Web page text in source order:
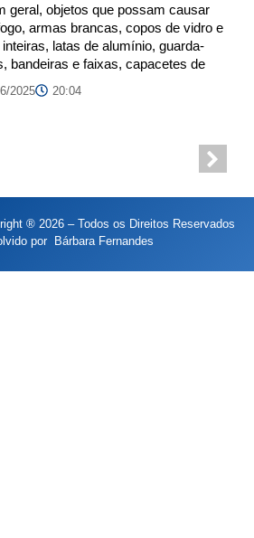
geral, objetos que possam causar
armas brancas, copos de vidro e
latas de alumínio, guarda-
bandeiras e faixas, capacetes de
2025 20:04
® 2026 – Todos os Direitos Reservados
por
Bárbara Fernandes